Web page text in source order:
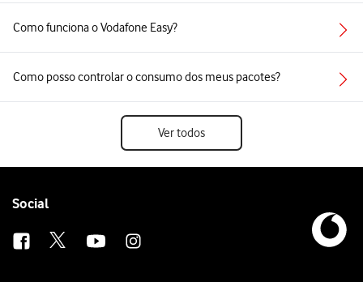
Como funciona o Vodafone Easy?
Como posso controlar o consumo dos meus pacotes?
Ver todos
Follow
Social